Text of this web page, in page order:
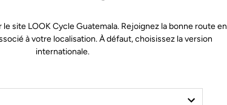
site LOOK Cycle Guatemala. Rejoignez la bonne route en
à votre localisation. À défaut, choisissez la version
internationale.